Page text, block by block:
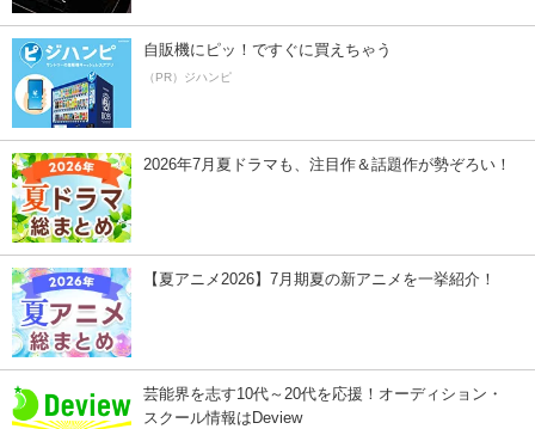
自販機にピッ！ですぐに買えちゃう
（PR）ジハンピ
2026年7月夏ドラマも、注目作＆話題作が勢ぞろい！
【夏アニメ2026】7月期夏の新アニメを一挙紹介！
芸能界を志す10代～20代を応援！オーディション・
スクール情報はDeview